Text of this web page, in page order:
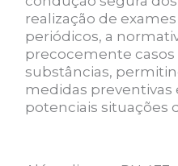
realização de
periódicos, a
precocemente casos
substâncias,
medidas preventivas
potenciais situações